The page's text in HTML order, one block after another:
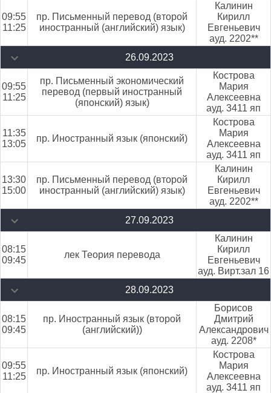
09:55
11:25
пр. Письменный перевод (второй
иностранный (английский) язык)
Калинин
Кирилл
Евгеньевич
ауд. 2202**
26.09.2023
09:55
11:25
пр. Письменный экономический
перевод (первый иностранный
(японский) язык)
Кострова
Мария
Алексеевна
ауд. 3411 яп
11:35
13:05
пр. Иностранный язык (японский)
Кострова
Мария
Алексеевна
ауд. 3411 яп
13:30
15:00
пр. Письменный перевод (второй
иностранный (английский) язык)
Калинин
Кирилл
Евгеньевич
ауд. 2202**
27.09.2023
08:15
09:45
лек Теория перевода
Калинин
Кирилл
Евгеньевич
ауд. Вирт.зал 16
28.09.2023
08:15
09:45
пр. Иностранный язык (второй
(английский))
Борисов
Дмитрий
Александрович
ауд. 2208*
09:55
11:25
пр. Иностранный язык (японский)
Кострова
Мария
Алексеевна
ауд. 3411 яп